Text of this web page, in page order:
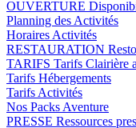
OUVERTURE
Planning des Activités
Horaires Activités
RESTAURATION
TARIFS Tarifs Clairière
Tarifs Hébergements
Tarifs Activités
Nos Packs Aventure
PRESSE Ressources